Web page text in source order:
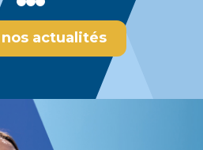
actualités